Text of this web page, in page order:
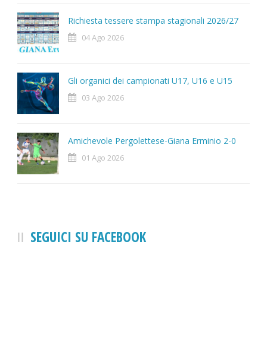
Richiesta tessere stampa stagionali 2026/27
04 Ago 2026
Gli organici dei campionati U17, U16 e U15
03 Ago 2026
Amichevole Pergolettese-Giana Erminio 2-0
01 Ago 2026
SEGUICI SU FACEBOOK